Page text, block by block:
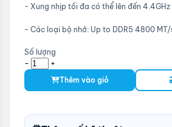
- Xung nhịp tối đa có thể lên đến 4.4GHz
- Các loại bộ nhớ: Up to DDR5 4800
Số lượng
- +
Thêm vào giỏ